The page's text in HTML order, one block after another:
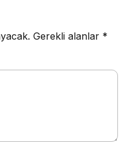
Gerekli alanlar *